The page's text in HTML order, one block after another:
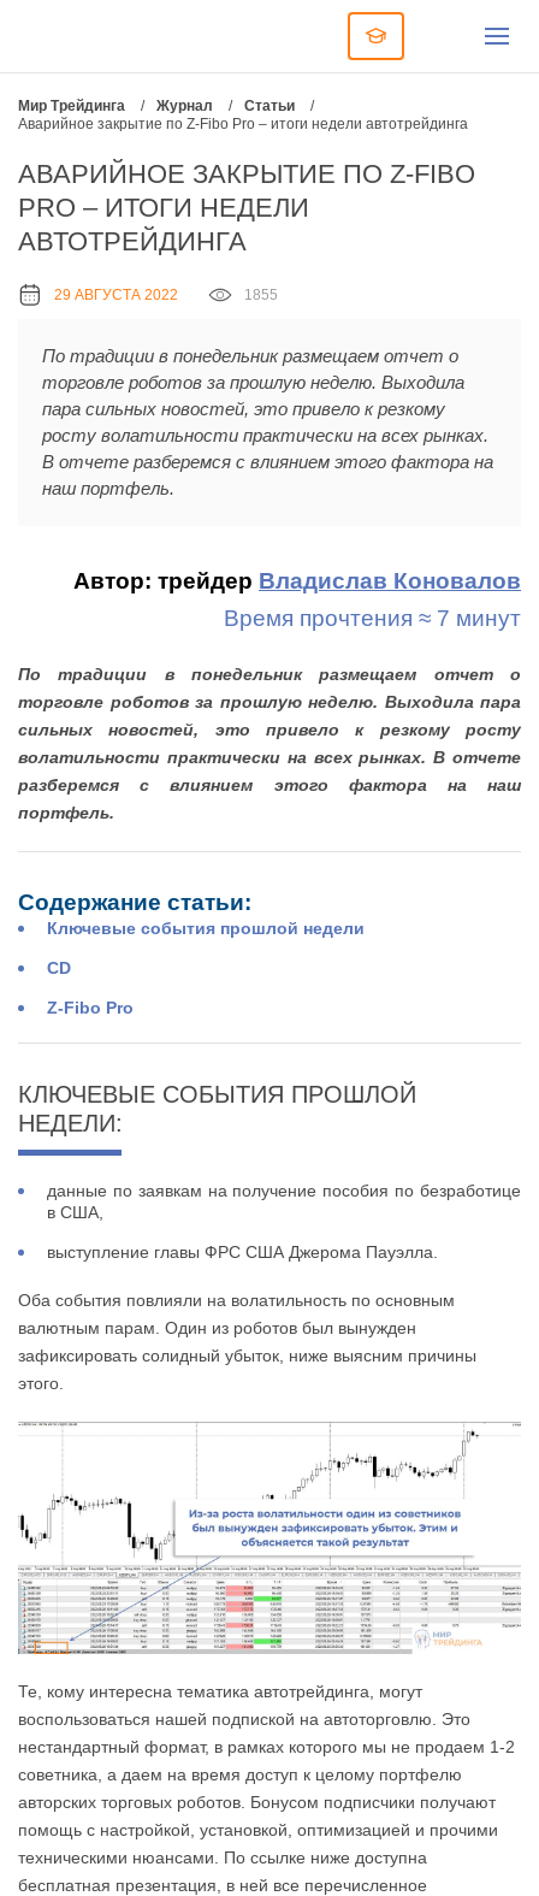
Мир Трейдинга / Журнал / Статьи
/
Аварийное закрытие по Z-Fibo Pro – итоги недели автотрейдинга
АВАРИЙНОЕ ЗАКРЫТИЕ ПО Z-FIBO
PRO – ИТОГИ НЕДЕЛИ
АВТОТРЕЙДИНГА
29 АВГУСТА 2022 1855
По традиции в понедельник размещаем отчет о
торговле роботов за прошлую неделю. Выходила
пара сильных новостей, это привело к резкому
росту волатильности практически на всех рынках.
В отчете разберемся с влиянием этого фактора на
наш портфель.
Автор: трейдер Владислав Коновалов
Время прочтения ≈ 7 минут
По традиции в понедельник размещаем отчет о
торговле роботов за прошлую неделю. Выходила пара
сильных новостей, это привело к резкому росту
волатильности практически на всех рынках. В отчете
разберемся с влиянием этого фактора на наш
портфель.
Содержание статьи:
Ключевые события прошлой недели
CD
Z-Fibo Pro
КЛЮЧЕВЫЕ СОБЫТИЯ ПРОШЛОЙ
НЕДЕЛИ:
данные по заявкам на получение пособия по безработице
в США,
выступление главы ФРС США Джерома Пауэлла.
Оба события повлияли на волатильность по основным
валютным парам. Один из роботов был вынужден
зафиксировать солидный убыток, ниже выясним причины
этого.
Те, кому интересна тематика автотрейдинга, могут
воспользоваться нашей подпиской на автоторговлю. Это
нестандартный формат, в рамках которого мы не продаем 1-2
советника, а даем на время доступ к целому портфелю
авторских торговых роботов. Бонусом подписчики получают
помощь с настройкой, установкой, оптимизацией и прочими
техническими нюансами. По ссылке ниже доступна
бесплатная презентация, в ней все перечисленное